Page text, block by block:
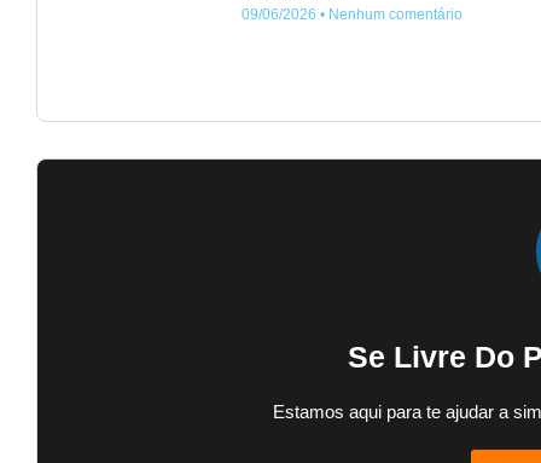
09/06/2026 Nenhum comentário
Se Livre Do
Estamos aqui para te ajudar a